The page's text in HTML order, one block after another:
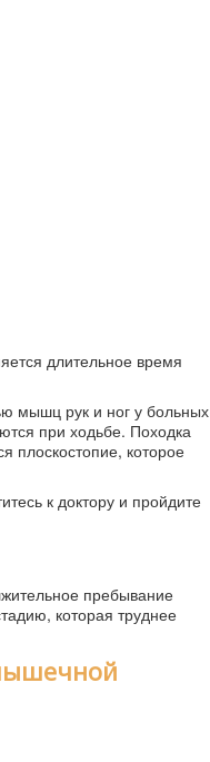
длительное время
мышц рук и ног у больных
при ходьбе. Походка
плоскостопие, которое
к доктору и пройдите
пребывание
которая труднее